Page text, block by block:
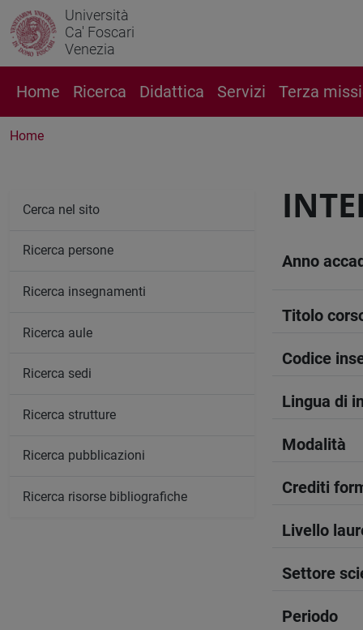
Università
Ca' Foscari
Venezia
Home Ricerca Didattica Servizi Terza
Home
Anno
Titolo
Codice
Lingua di
Modalità
Crediti
Livello
Settore
Periodo
Cerca nel sito
Ricerca persone
Ricerca insegnamenti
Ricerca aule
Ricerca sedi
Ricerca strutture
Ricerca pubblicazioni
Ricerca risorse bibliografiche